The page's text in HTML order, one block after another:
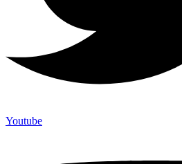
Youtube